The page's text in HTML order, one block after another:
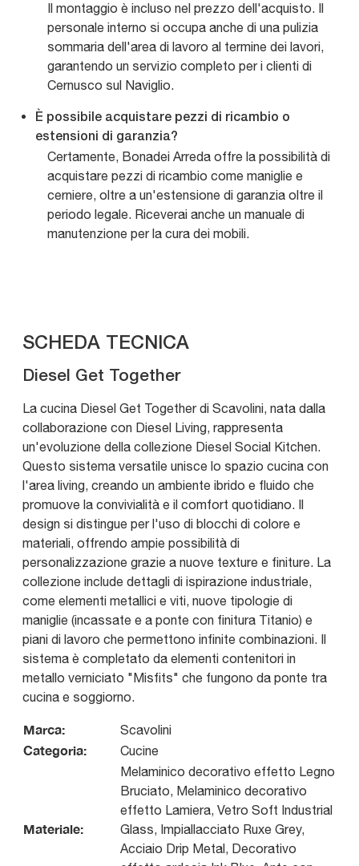
Il montaggio è incluso nel prezzo dell'acquisto. Il
personale interno si occupa anche di una pulizia
sommaria dell'area di lavoro al termine dei lavori,
garantendo un servizio completo per i clienti di
Cernusco sul Naviglio.
È possibile acquistare pezzi di ricambio o
estensioni di garanzia?
Certamente, Bonadei Arreda offre la possibilità di
acquistare pezzi di ricambio come maniglie e
cerniere, oltre a un'estensione di garanzia oltre il
periodo legale. Riceverai anche un manuale di
manutenzione per la cura dei mobili.
SCHEDA TECNICA
Diesel Get Together
La cucina Diesel Get Together di Scavolini, nata dalla
collaborazione con Diesel Living, rappresenta
un'evoluzione della collezione Diesel Social Kitchen.
Questo sistema versatile unisce lo spazio cucina con
l'area living, creando un ambiente ibrido e fluido che
promuove la convivialità e il comfort quotidiano. Il
design si distingue per l'uso di blocchi di colore e
materiali, offrendo ampie possibilità di
personalizzazione grazie a nuove texture e finiture. La
collezione include dettagli di ispirazione industriale,
come elementi metallici e viti, nuove tipologie di
maniglie (incassate e a ponte con finitura Titanio) e
piani di lavoro che permettono infinite combinazioni. Il
sistema è completato da elementi contenitori in
metallo verniciato "Misfits" che fungono da ponte tra
cucina e soggiorno.
Marca: Scavolini
Categoria: Cucine
Materiale:
Melaminico decorativo effetto Legno
Bruciato, Melaminico decorativo
effetto Lamiera, Vetro Soft Industrial
Glass, Impiallacciato Ruxe Grey,
Acciaio Drip Metal, Decorativo